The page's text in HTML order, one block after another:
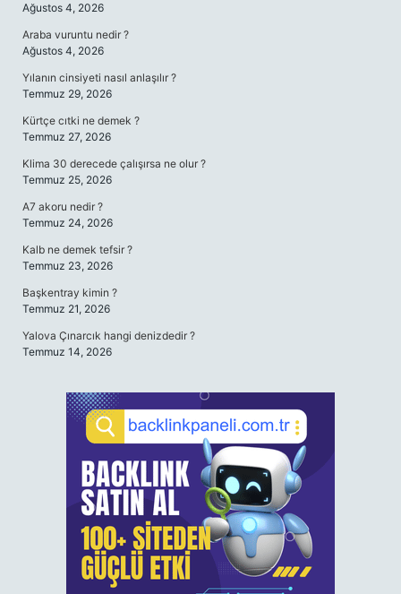
Ağustos 4, 2026
Araba vuruntu nedir ?
Ağustos 4, 2026
Yılanın cinsiyeti nasıl anlaşılır ?
Temmuz 29, 2026
Kürtçe cıtki ne demek ?
Temmuz 27, 2026
Klima 30 derecede çalışırsa ne olur ?
Temmuz 25, 2026
A7 akoru nedir ?
Temmuz 24, 2026
Kalb ne demek tefsir ?
Temmuz 23, 2026
Başkentray kimin ?
Temmuz 21, 2026
Yalova Çınarcık hangi denizdedir ?
Temmuz 14, 2026